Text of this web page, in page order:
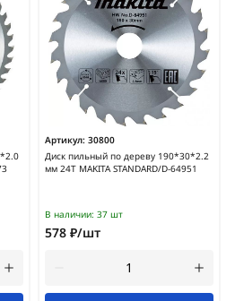
Артикул: 30800
Диск пильный по дереву 190*30*2.2
мм 24Т MAKITA STANDARD/D-64951
В наличии: 37 шт
578 ₽/шт